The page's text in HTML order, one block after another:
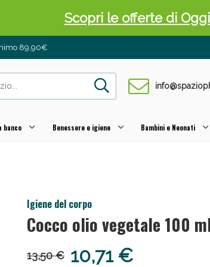
89,90€
banco Benessere e igiene Bambini e Neonati
Igiene del corpo
Cocco olio vegetale 100
13,50 € 10,71 €
Scopri le offerte di Oggi
e Pancia Piatta: Sconti fino al 55%